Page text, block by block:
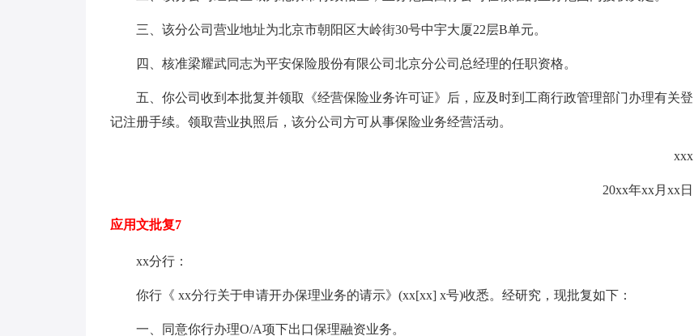
三、该分公司营业地址为北京市朝阳区大岭街30号中宇大厦22层B单元。
四、核准梁耀武同志为平安保险股份有限公司北京分公司总经理的任职资格。
五、你公司收到本批复并领取《经营保险业务许可证》后，应及时到工商行政管理部门办理有关登
记注册手续。领取营业执照后，该分公司方可从事保险业务经营活动。
xxx
20xx年xx月xx日
应用文批复7
xx分行：
你行《 xx分行关于申请开办保理业务的请示》(xx[xx] x号)收悉。经研究，现批复如下：
一、同意你行办理O/A项下出口保理融资业务。